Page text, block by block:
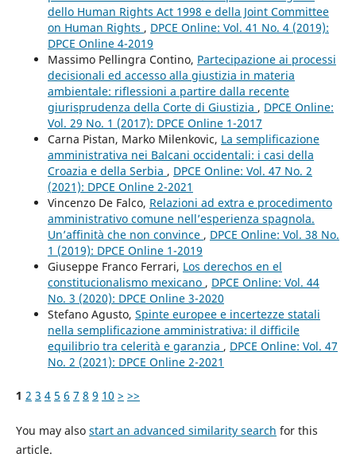
dello Human Rights Act 1998 e della Joint Committee
on Human Rights , DPCE Online: Vol. 41 No. 4 (2019):
DPCE Online 4-2019
Massimo Pellingra Contino, Partecipazione ai processi
decisionali ed accesso alla giustizia in materia
ambientale: riflessioni a partire dalla recente
giurisprudenza della Corte di Giustizia , DPCE Online:
Vol. 29 No. 1 (2017): DPCE Online 1-2017
Carna Pistan, Marko Milenkovic, La semplificazione
amministrativa nei Balcani occidentali: i casi della
Croazia e della Serbia , DPCE Online: Vol. 47 No. 2
(2021): DPCE Online 2-2021
Vincenzo De Falco, Relazioni ad extra e procedimento
amministrativo comune nell’esperienza spagnola.
Un’affinità che non convince , DPCE Online: Vol. 38 No.
1 (2019): DPCE Online 1-2019
Giuseppe Franco Ferrari, Los derechos en el
constitucionalismo mexicano , DPCE Online: Vol. 44
No. 3 (2020): DPCE Online 3-2020
Stefano Agusto, Spinte europee e incertezze statali
nella semplificazione amministrativa: il difficile
equilibrio tra celerità e garanzia , DPCE Online: Vol. 47
No. 2 (2021): DPCE Online 2-2021
1 2 3 4 5 6 7 8 9 10 > >>
You may also start an advanced similarity search for this
article.